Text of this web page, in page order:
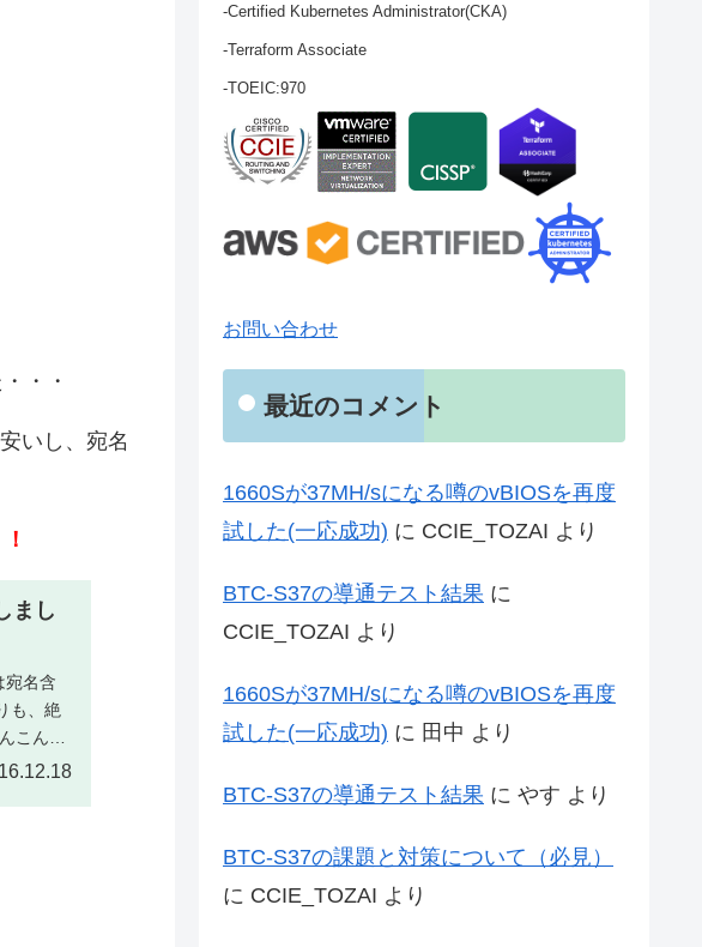
・・
いし、宛名
まし
宛名含
も、絶
こんに
-Certified Kubernetes Administrator(CKA)
-Terraform Associate
-TOEIC:970
お問い合わせ
最近のコメント
1660Sが37MH/sになる噂のvBIOSを再度
試した(一応成功) に CCIE_TOZAI より
BTC-S37の導通テスト結果 に
CCIE_TOZAI より
1660Sが37MH/sになる噂のvBIOSを再度
試した(一応成功) に 田中 より
BTC-S37の導通テスト結果 に やす より
BTC-S37の課題と対策について（必見）
に CCIE_TOZAI より